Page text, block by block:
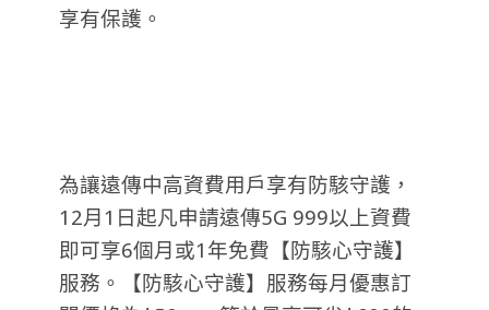
享有保護。
為讓遠傳中高資費用戶享有防駭守護，
12月1日起凡申請遠傳5G 999以上資費
即可享6個月或1年免費【防駭心守護】
服務。【防駭心守護】服務每月優惠訂